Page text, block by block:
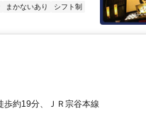
まかないあり
シフト制
歩約19分、ＪＲ宗谷本線